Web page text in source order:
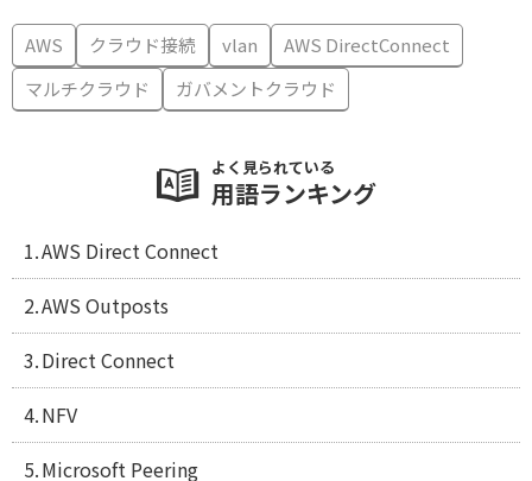
AWS クラウド接続 vlan
AWS DirectConnect
マルチクラウド
ガバメントクラウド
よく見られている
用語ランキング
AWS Direct Connect
AWS Outposts
Direct Connect
NFV
Microsoft Peering